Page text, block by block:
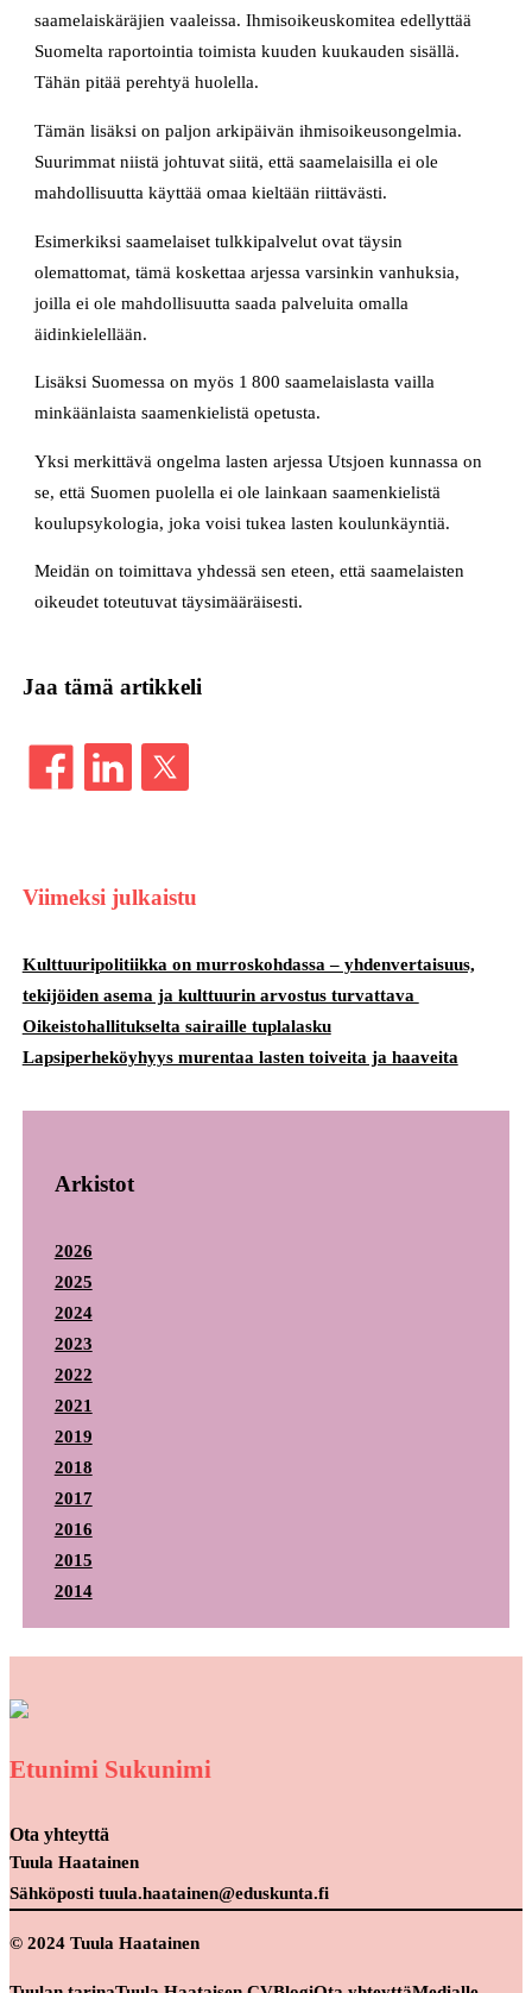
saamelaiskäräjien vaaleissa. Ihmisoikeuskomitea edellyttää
Suomelta raportointia toimista kuuden kuukauden sisällä.
Tähän pitää perehtyä huolella.
Tämän lisäksi on paljon arkipäivän ihmisoikeusongelmia.
Suurimmat niistä johtuvat siitä, että saamelaisilla ei ole
mahdollisuutta käyttää omaa kieltään riittävästi.
Esimerkiksi saamelaiset tulkkipalvelut ovat täysin
olemattomat, tämä koskettaa arjessa varsinkin vanhuksia,
joilla ei ole mahdollisuutta saada palveluita omalla
äidinkielellään.
Lisäksi Suomessa on myös 1 800 saamelaislasta vailla
minkäänlaista saamenkielistä opetusta.
Yksi merkittävä ongelma lasten arjessa Utsjoen kunnassa on
se, että Suomen puolella ei ole lainkaan saamenkielistä
koulupsykologia, joka voisi tukea lasten koulunkäyntiä.
Meidän on toimittava yhdessä sen eteen, että saamelaisten
oikeudet toteutuvat täysimääräisesti.
Jaa tämä artikkeli
Viimeksi julkaistu
Kulttuuripolitiikka on murroskohdassa – yhdenvertaisuus,
tekijöiden asema ja kulttuurin arvostus turvattava
Oikeistohallitukselta sairaille tuplalasku
Lapsiperheköyhyys murentaa lasten toiveita ja haaveita
Arkistot
2026
2025
2024
2023
2022
2021
2019
2018
2017
2016
2015
2014
Etunimi Sukunimi
Ota yhteyttä
Tuula Haatainen
Sähköposti tuula.haatainen@eduskunta.fi
© 2024 Tuula Haatainen